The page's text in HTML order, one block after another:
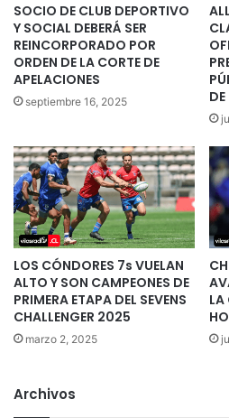
SOCIO DE CLUB DEPORTIVO
Y SOCIAL DEBERÁ SER
REINCORPORADO POR
ORDEN DE LA CORTE DE
APELACIONES
septiembre 16, 2025
LOS CÓNDORES 7s VUELAN
ALTO Y SON CAMPEONES DE
PRIMERA ETAPA DEL SEVENS
CHALLENGER 2025
marzo 2, 2025
LA
Archivos